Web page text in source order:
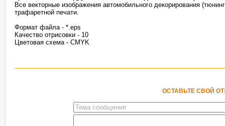
Все векторные изображения автомобильного декорирования
трафаретной печати.
Формат файла - *.eps
Качество отрисовки - 10
Цветовая схема - CMYK
ОСТАВЬТЕ СВОЙ